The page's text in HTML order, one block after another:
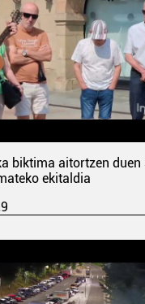
biktima aitortzen duen
ekitaldia